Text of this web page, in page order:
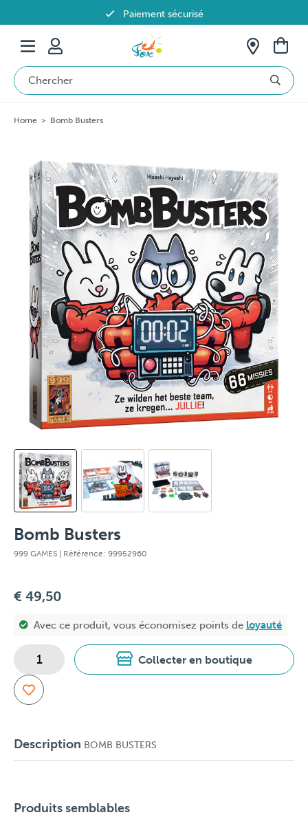
Paiement sécurisé
Livraison offerte dès 69€ en Belgique
Home > Bomb Busters
Bomb Busters
999 GAMES | Référence: 99952960
€ 49,50
Avec ce produit, vous économisez points de loyauté
Collecter en boutique
Description BOMB BUSTERS
Produits semblables